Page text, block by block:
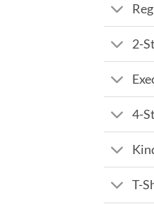
2-
4-
T-